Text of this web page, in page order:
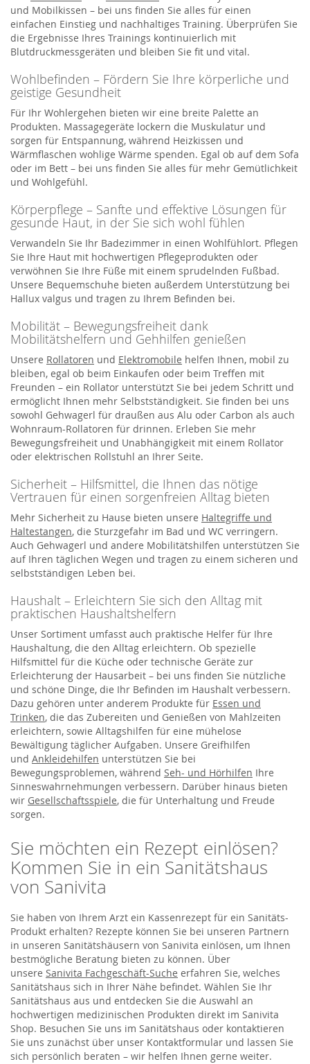
und Mobilkissen – bei uns finden Sie alles für einen
einfachen Einstieg und nachhaltiges Training. Überprüfen Sie
die Ergebnisse Ihres Trainings kontinuierlich mit
Blutdruckmessgeräten und bleiben Sie fit und vital.
Wohlbefinden – Fördern Sie Ihre körperliche und
geistige Gesundheit
Für Ihr Wohlergehen bieten wir eine breite Palette an
Produkten. Massagegeräte lockern die Muskulatur und
sorgen für Entspannung, während Heizkissen und
Wärmflaschen wohlige Wärme spenden. Egal ob auf dem Sofa
oder im Bett – bei uns finden Sie alles für mehr Gemütlichkeit
und Wohlgefühl.
Körperpflege – Sanfte und effektive Lösungen für
gesunde Haut, in der Sie sich wohl fühlen
Verwandeln Sie Ihr Badezimmer in einen Wohlfühlort. Pflegen
Sie Ihre Haut mit hochwertigen Pflegeprodukten oder
verwöhnen Sie Ihre Füße mit einem sprudelnden Fußbad.
Unsere Bequemschuhe bieten außerdem Unterstützung bei
Hallux valgus und tragen zu Ihrem Befinden bei.
Mobilität – Bewegungsfreiheit dank
Mobilitätshelfern und Gehhilfen genießen
Unsere Rollatoren und Elektromobile helfen Ihnen, mobil zu
bleiben, egal ob beim Einkaufen oder beim Treffen mit
Freunden – ein Rollator unterstützt Sie bei jedem Schritt und
ermöglicht Ihnen mehr Selbstständigkeit. Sie finden bei uns
sowohl Gehwagerl für draußen aus Alu oder Carbon als auch
Wohnraum-Rollatoren für drinnen. Erleben Sie mehr
Bewegungsfreiheit und Unabhängigkeit mit einem Rollator
oder elektrischen Rollstuhl an Ihrer Seite.
Sicherheit – Hilfsmittel, die Ihnen das nötige
Vertrauen für einen sorgenfreien Alltag bieten
Mehr Sicherheit zu Hause bieten unsere Haltegriffe und
Haltestangen, die Sturzgefahr im Bad und WC verringern.
Auch Gehwagerl und andere Mobilitätshilfen unterstützen Sie
auf Ihren täglichen Wegen und tragen zu einem sicheren und
selbstständigen Leben bei.
Haushalt – Erleichtern Sie sich den Alltag mit
praktischen Haushaltshelfern
Unser Sortiment umfasst auch praktische Helfer für Ihre
Haushaltung, die den Alltag erleichtern. Ob spezielle
Hilfsmittel für die Küche oder technische Geräte zur
Erleichterung der Hausarbeit – bei uns finden Sie nützliche
und schöne Dinge, die Ihr Befinden im Haushalt verbessern.
Dazu gehören unter anderem Produkte für Essen und
Trinken, die das Zubereiten und Genießen von Mahlzeiten
erleichtern, sowie Alltagshilfen für eine mühelose
Bewältigung täglicher Aufgaben. Unsere Greifhilfen
und Ankleidehilfen unterstützen Sie bei
Bewegungsproblemen, während Seh- und Hörhilfen Ihre
Sinneswahrnehmungen verbessern. Darüber hinaus bieten
wir Gesellschaftsspiele, die für Unterhaltung und Freude
sorgen.
Sie möchten ein Rezept einlösen?
Kommen Sie in ein Sanitätshaus
von Sanivita
Sie haben von Ihrem Arzt ein Kassenrezept für ein Sanitäts-
Produkt erhalten? Rezepte können Sie bei unseren Partnern
in unseren Sanitätshäusern von Sanivita einlösen, um Ihnen
bestmögliche Beratung bieten zu können. Über
unsere Sanivita Fachgeschäft-Suche erfahren Sie, welches
Sanitätshaus sich in Ihrer Nähe befindet. Wählen Sie Ihr
Sanitätshaus aus und entdecken Sie die Auswahl an
hochwertigen medizinischen Produkten direkt im Sanivita
Shop. Besuchen Sie uns im Sanitätshaus oder kontaktieren
Sie uns zunächst über unser Kontaktformular und lassen Sie
sich persönlich beraten – wir helfen Ihnen gerne weiter.